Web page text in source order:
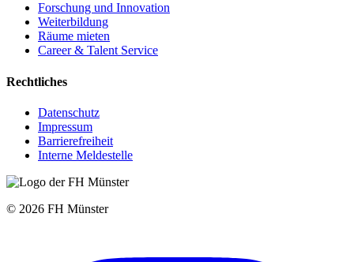
Forschung und Innovation
Weiterbildung
Räume mieten
Career & Talent Service
Rechtliches
Datenschutz
Impressum
Barrierefreiheit
Interne Meldestelle
© 2026 FH Münster